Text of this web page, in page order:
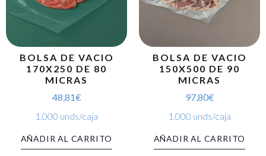
BOLSA DE VACIO
170X250 DE 80
MICRAS
48,81€
1.000 unds/caja
AÑADIR AL CARRITO
BOLSA DE VACIO
150X500 DE 90
MICRAS
97,80€
1.000 unds/caja
AÑADIR AL CARRITO